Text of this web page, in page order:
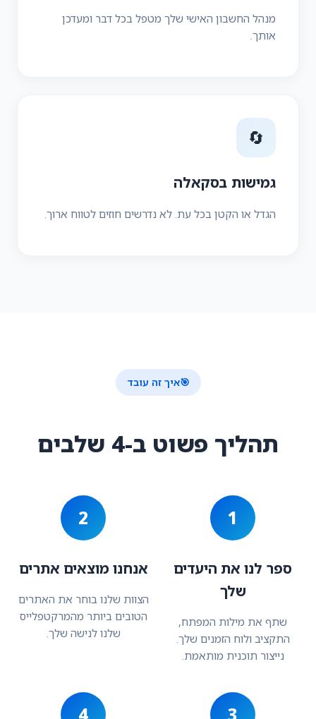
מנהל החשבון האישי שלך מטפל בכל דבר ומעדכן
אותך.
🔄
גמישות בסקאלה
הגדל או הקטן בכל עת. לא נדרשים חוזים לטווח ארוך.
🎯איך זה עובד
תהליך פשוט ב-4 שלבים
1
ספר לנו את היעדים
שלך
שתף את מילות המפתח,
התקציב ולוח הזמנים שלך.
נייצור תוכנית מותאמת.
2
אנחנו מוצאים אתרים
הצוות שלנו בוחר את האתרים
הטובים ביותר מהמרקטפלייס
שלנו לנישה שלך.
3
4